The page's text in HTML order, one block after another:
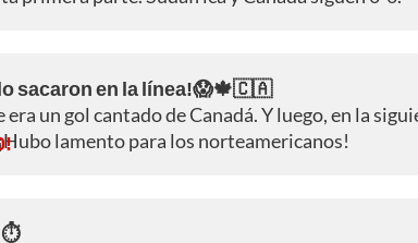
sacaron en la línea!😱🍁🇨🇦
era un gol cantado de Canadá. Y luego, en la
lamento para los norteamericanos!